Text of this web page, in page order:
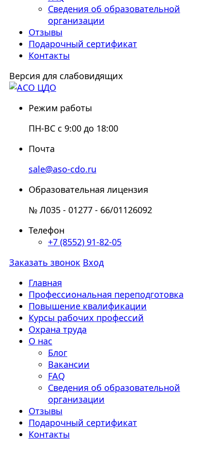
Сведения об образовательной
организации
Отзывы
Подарочный сертификат
Контакты
Версия для слабовидящих
Режим работы
ПН-ВС с 9:00 до 18:00
Почта
sale@aso-cdo.ru
Образовательная лицензия
№ Л035 - 01277 - 66/01126092
Телефон
+7 (8552) 91-82-05
Заказать звонок Вход
Главная
Профессиональная переподготовка
Повышение квалификации
Курсы рабочих профессий
Охрана труда
О нас
Блог
Вакансии
FAQ
Сведения об образовательной
организации
Отзывы
Подарочный сертификат
Контакты